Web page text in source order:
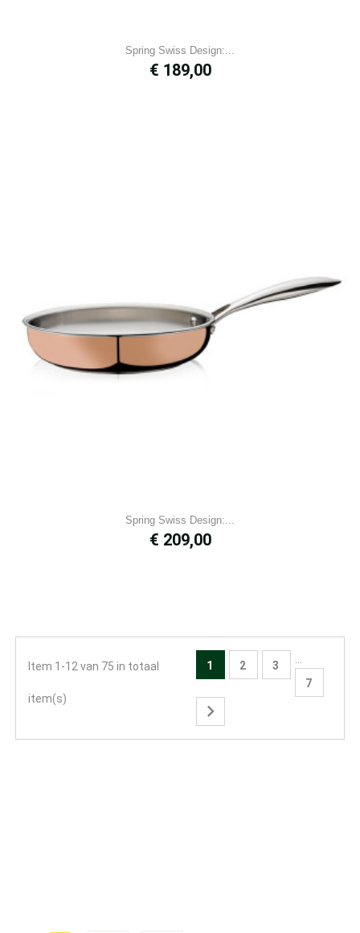
Spring Swiss Design:...
Prijs
€ 189,00
Spring Swiss Design:...
Prijs
€ 209,00
Item 1-12 van 75 in totaal
item(s)
1 2 3
7
